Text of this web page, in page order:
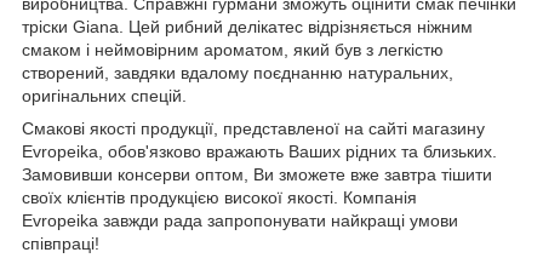
виробництва. Справжні гурмани зможуть оцінити смак печінки
тріски Giana. Цей рибний делікатес відрізняється ніжним
смаком і неймовірним ароматом, який був з легкістю
створений, завдяки вдалому поєднанню натуральних,
оригінальних спецій.
Смакові якості продукції, представленої на сайті магазину
Evropeika, обов'язково вражають Ваших рідних та близьких.
Замовивши консерви оптом, Ви зможете вже завтра тішити
своїх клієнтів продукцією високої якості. Компанія
Evropeika завжди рада запропонувати найкращі умови
співпраці!